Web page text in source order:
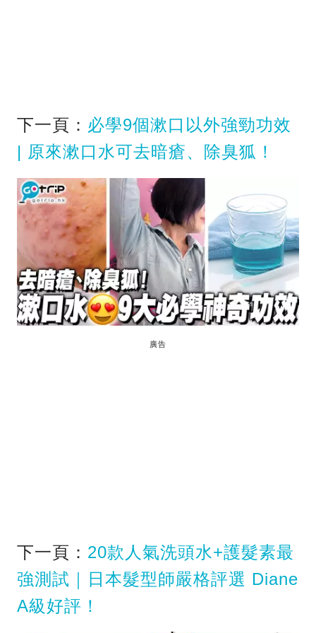
下一頁： 必學9個漱口以外強勁功效
| 原來漱口水可去暗瘡、除臭狐！
廣告
下一頁： 20款人氣洗頭水+護髮素最
強測試｜日本髮型師嚴格評選 Diane
A級好評！